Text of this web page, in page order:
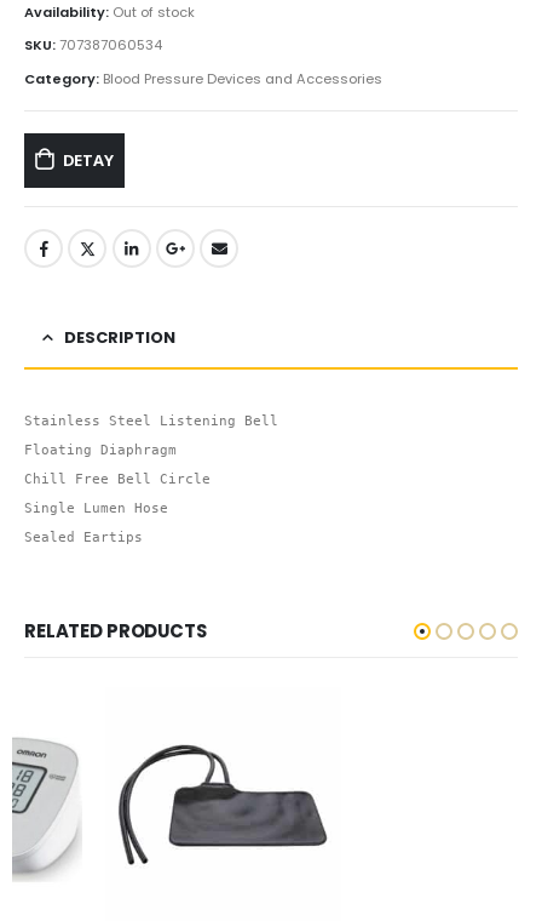
Availability: Out of stock
SKU:707387060534
Category: Blood Pressure Devices and Accessories
DETAY
DESCRIPTION
Stainless Steel Listening Bell
Floating Diaphragm
Chill Free Bell Circle
Single Lumen Hose
Sealed Eartips
RELATED PRODUCTS